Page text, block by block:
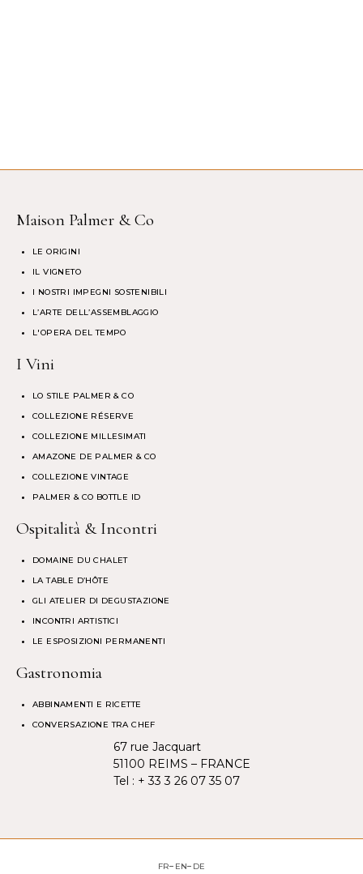
Maison Palmer & Co
LE ORIGINI
IL VIGNETO
I NOSTRI IMPEGNI SOSTENIBILI
L’ARTE DELL’ASSEMBLAGGIO
L'OPERA DEL TEMPO
I Vini
LO STILE PALMER & CO
COLLEZIONE RÉSERVE
COLLEZIONE MILLESIMATI
AMAZONE DE PALMER & CO
COLLEZIONE VINTAGE
PALMER & CO BOTTLE ID
Ospitalità & Incontri
DOMAINE DU CHALET
LA TABLE D’HÔTE
GLI ATELIER DI DEGUSTAZIONE
INCONTRI ARTISTICI
LE ESPOSIZIONI PERMANENTI
Gastronomia
ABBINAMENTI E RICETTE
CONVERSAZIONE TRA CHEF
67 rue Jacquart
51100 REIMS – FRANCE
Tel : + 33 3 26 07 35 07
FR EN DE